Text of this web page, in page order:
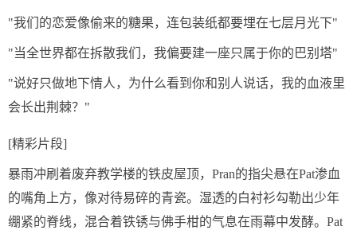
"我们的恋爱像偷来的糖果，连包装纸都要埋在七层月光下"
"当全世界都在拆散我们，我偏要建一座只属于你的巴别塔"
"说好只做地下情人，为什么看到你和别人说话，我的血液里
会长出荆棘？"
[精彩片段]
暴雨冲刷着废弃教学楼的铁皮屋顶，Pran的指尖悬在Pat渗血
的嘴角上方，像对待易碎的青瓷。湿透的白衬衫勾勒出少年
绷紧的脊线，混合着铁锈与佛手柑的气息在雨幕中发酵。Pat